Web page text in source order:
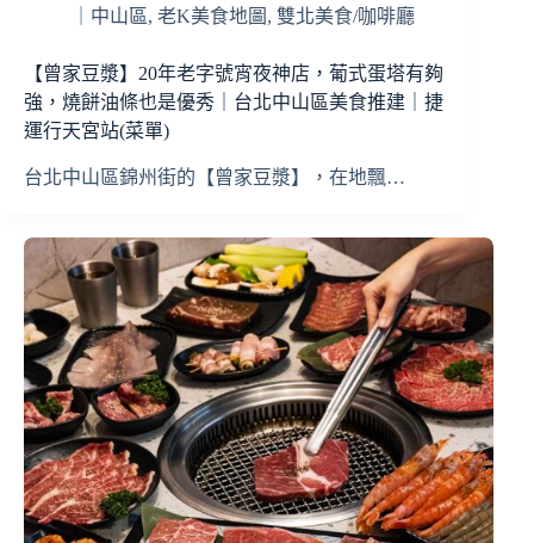
｜中山區, 老K美食地圖 , 雙北美食/咖啡廳
【曾家豆漿】20年老字號宵夜神店，葡式蛋塔有夠
強，燒餅油條也是優秀｜台北中山區美食推建｜捷
運行天宮站(菜單)
台北中山區錦州街的【曾家豆漿】，在地飄…